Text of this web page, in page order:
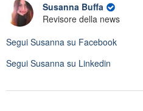
Susanna Buffa
Revisore della news
Segui Susanna su Facebook
Segui Susanna su Linkedin